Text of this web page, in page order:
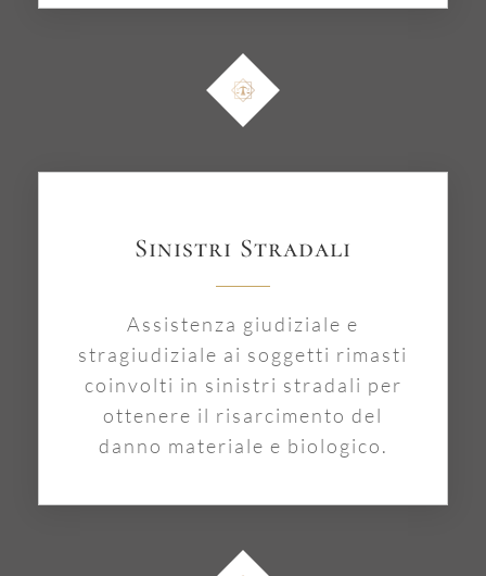
Sinistri Stradali
Assistenza giudiziale e
stragiudiziale ai soggetti rimasti
coinvolti in sinistri stradali per
ottenere il risarcimento del
danno materiale e biologico.